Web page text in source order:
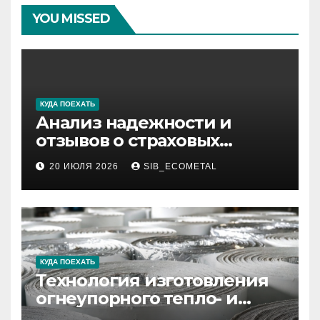
YOU MISSED
КУДА ПОЕХАТЬ
Анализ надежности и
отзывов о страховых
компаниях по итогам 2026
года
20 ИЮЛЯ 2026 SIB_ECOMETAL
КУДА ПОЕХАТЬ
Технология изготовления
огнеупорного тепло- и